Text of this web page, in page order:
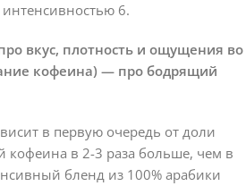
6.
вкус, плотность и ощущения во
кофеина) — про бодрящий
в первую очередь от доли
кофеина в 2-3 раза больше, чем в
бленд из 100% арабики